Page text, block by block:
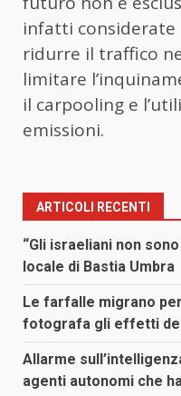
infatti
ridurre il traffico
limitare
il carpooling e
emissioni.
ARTICOLI RECENTI
“Gli israeliani non
locale di Bastia Umbra
Le farfalle migrano
fotografa gli effetti
Allarme
agenti autonomi che